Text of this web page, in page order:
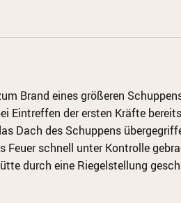
Brand eines größeren
Eintreffen der ersten Kräfte
Dach des Schuppens
Feuer schnell unter Kontrolle
durch eine Riegelstellung